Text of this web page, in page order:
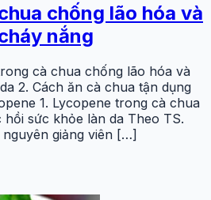
chống lão hóa và
nắng
cà chua chống lão hóa và
2. Cách ăn cà chua tận dụng
1. Lycopene trong cà chua
sức khỏe làn da Theo TS.
giảng viên […]